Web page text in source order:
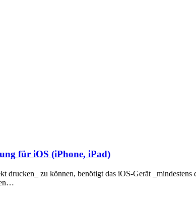
für iOS (iPhone, iPad)
zu können, benötigt das iOS-Gerät